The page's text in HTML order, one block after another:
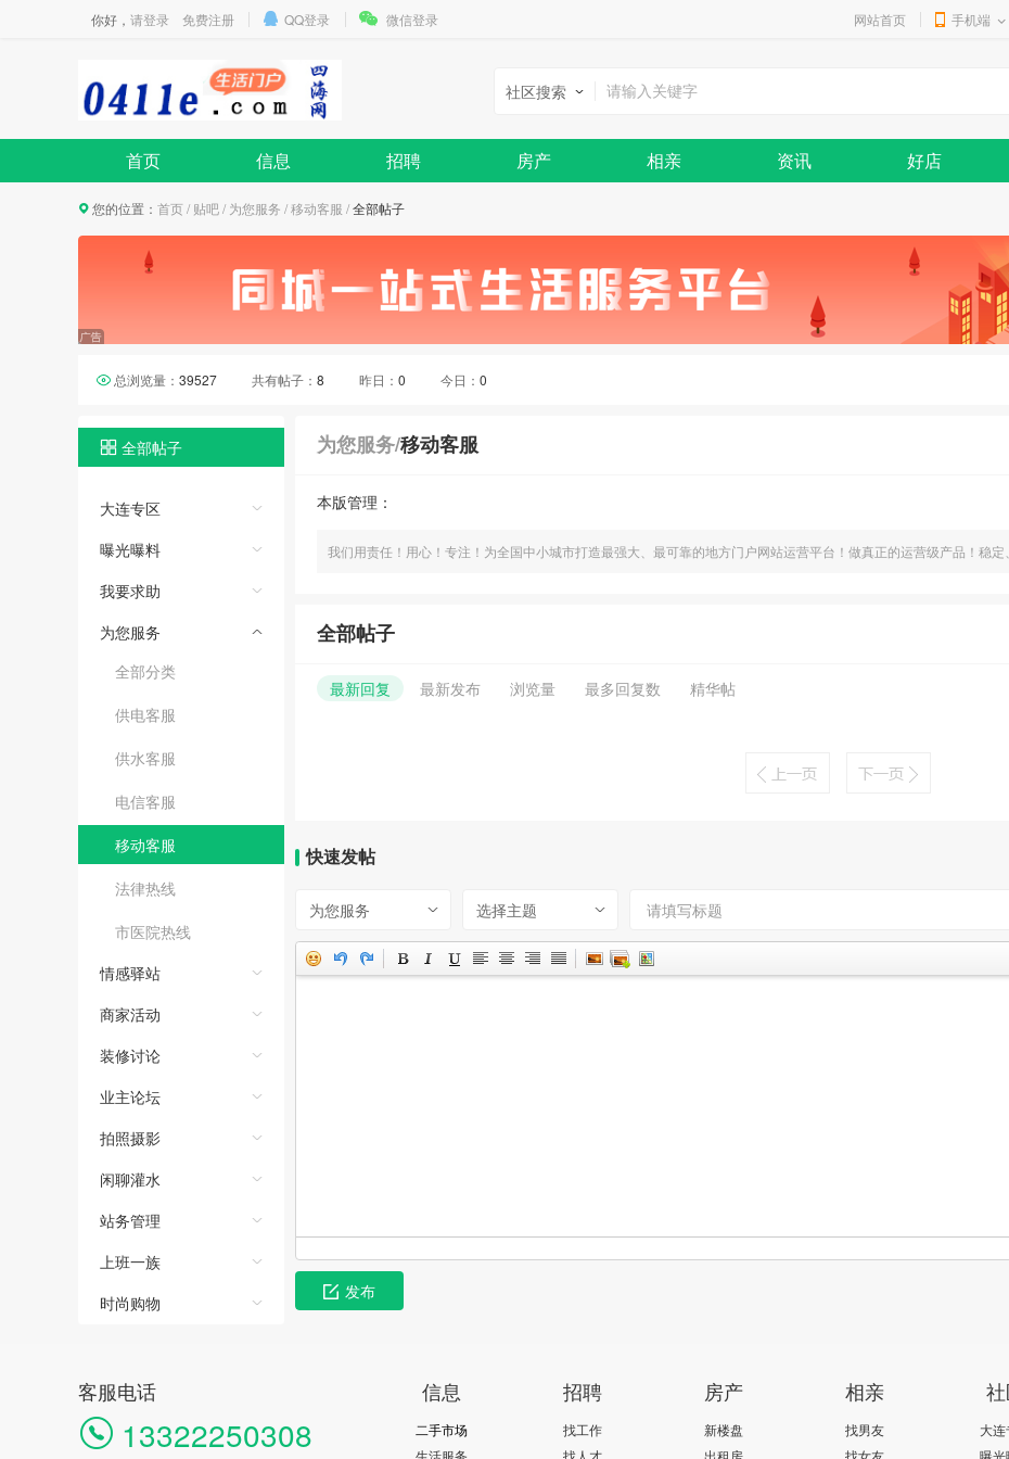
你好， 请登录 免费注册 QQ登录 微信登录 网站首页 手机端
社区搜索
首页 信息 招聘 房产 相亲 资讯 好店
您的位置： 首页/ 贴吧/ 为您服务 /移动客服 /全部帖子
总浏览量： 39527 共有帖子： 8 昨日： 0 今日： 0
全部帖子
大连专区
曝光曝料
我要求助
为您服务
全部分类
供电客服
供水客服
电信客服
移动客服
法律热线
市医院热线
情感驿站
商家活动
装修讨论
业主论坛
拍照摄影
闲聊灌水
站务管理
上班一族
时尚购物
为您服务/移动客服
本版管理：
我们用责任！用心！专注！为全国中小城市打造最强大、最可靠的地方门户网站运营平台！做真正的运营级产品！稳定
全部帖子
最新回复 最新发布 浏览量 最多回复数 精华帖
快速发帖
为您服务 选择主题
发布
客服电话
13322250308
信息
二手市场
生活服务
招聘
找工作
找人才
房产
新楼盘
出租房
相亲
找男友
找女友
大
曝光